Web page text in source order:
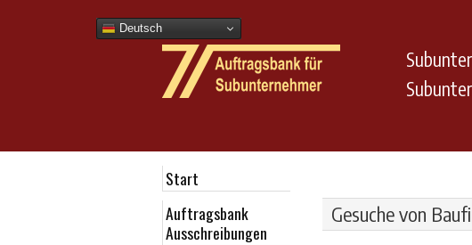
Deutsch
Start
Auftragsbank
Ausschreibungen
Gesuche von